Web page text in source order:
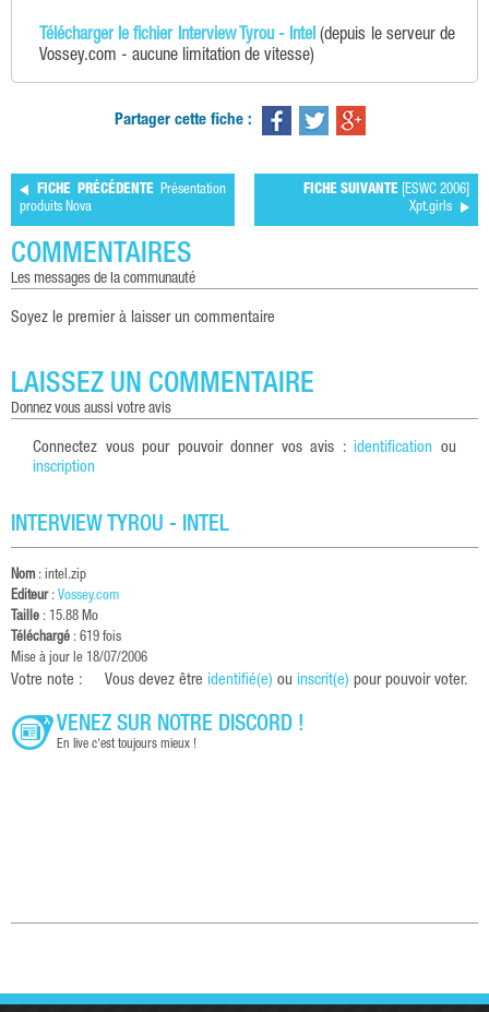
Télécharger le fichier Interview Tyrou - Intel (depuis le serveur de
Vossey.com - aucune limitation de vitesse)
Partager cette fiche :
FICHE PRÉCÉDENTE Présentation
produits Nova
FICHE SUIVANTE [ESWC 2006]
Xpt.girls
COMMENTAIRES
les messages de la communauté
Soyez le premier à laisser un commentaire
LAISSEZ UN COMMENTAIRE
donnez vous aussi votre avis
Connectez vous pour pouvoir donner vos avis : identification ou
inscription
INTERVIEW TYROU - INTEL
Nom : intel.zip
Editeur: Vossey.com
Taille : 15.88 Mo
Téléchargé : 619 fois
Mise à jour le 18/07/2006
Votre note : Vous devez être identifié(e) ou inscrit(e) pour pouvoir voter.
VENEZ SUR NOTRE DISCORD !
En live c'est toujours mieux !